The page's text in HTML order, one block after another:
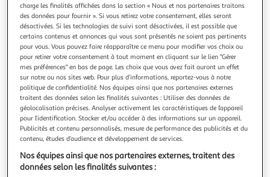
CREATIV COMPANY
Tapis de coupe blanc - 45 x 60 cm
Tapis de coupe 43 mm d'épaisseur parfait pour les activités
manuelles. Ce tapis est indispensable pour de la découpe
précise et sécurisée.
En savoir +
Afficher le prix
charge les finalités affichées dans la section « Nous et nos partenaires traitons
des données pour fournir ». Si vous retirez votre consentement, elles seront
désactivées. Si les technologies de suivi sont désactivées, il est possible que
certains contenus et annonces qui vous sont présentés ne soient pas pertinents
pour vous. Vous pouvez faire réapparaître ce menu pour modifier vos choix ou
pour retirer votre consentement à tout moment en cliquant sur le lien "Gérer
mes préférences" en bas de page. Les choix que vous avez fait auront un effet
sur notre ou nos sites web. Pour plus d’informations, reportez-vous à notre
politique de confidentialité. Nos équipes ainsi que nos partenaires externes
traitent des données selon les finalités suivantes : Utiliser des données de
géolocalisation précises. Analyser activement les caractéristiques de l’appareil
pour l’identification. Stocker et/ou accéder à des informations sur un appareil.
Publicités et contenu personnalisés, mesure de performance des publicités et du
contenu, études d’audience et développement de services.
Nos équipes ainsi que nos partenaires externes, traitent des
données selon les finalités suivantes :